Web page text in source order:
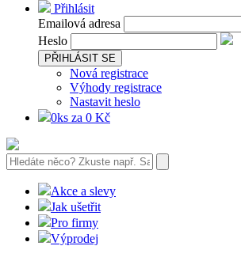
Přihlásit
Emailová adresa
Heslo
PŘIHLÁSIT SE
Nová registrace
Výhody registrace
Nastavit heslo
0ks za 0 Kč
Akce a slevy
Jak ušetřit
Pro firmy
Výprodej